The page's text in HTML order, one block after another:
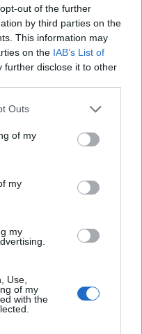
out of the further
by third parties on the
This information may
on the IAB’s List of
further disclose it to other
Outs
of my
my
my
Use,
of my
with the